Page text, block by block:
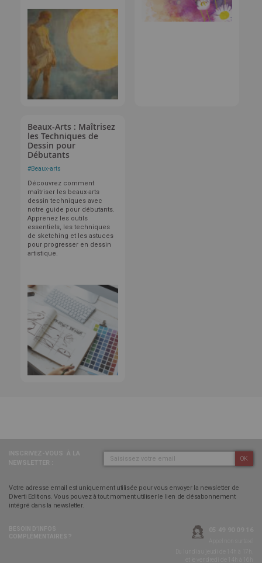
Beaux-Arts : Maîtrisez
les Techniques de
Dessin pour
Débutants
#Beaux-arts
Découvrez comment
maîtriser les beaux-arts
dessin techniques avec
notre guide pour débutants.
Apprenez les outils
essentiels, les techniques
de sketching et les astuces
pour progresser en dessin
artistique.
OK
Votre adresse email est uniquement utilisée pour vous envoyer la newsletter de
Diverti Editions. Vous pouvez à tout moment utiliser le lien de désabonnement
intégré dans la newsletter.